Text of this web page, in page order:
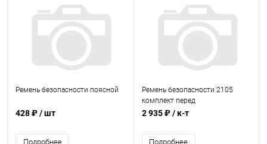
Ремень безопасности поясной
428 ₽/ шт
Подробнее
Ремень безопасности 2105
комплект перед
2 935 ₽/ к-т
Подробнее